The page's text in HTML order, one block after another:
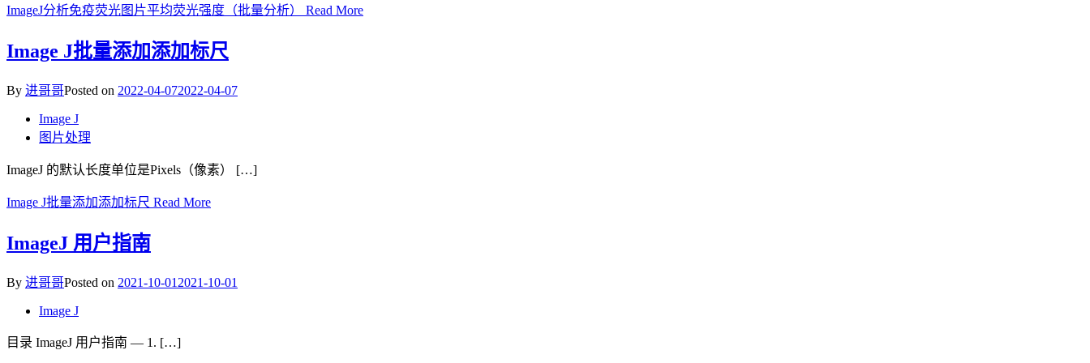
ImageJ分析免疫荧光图片平均荧光强度（批量分析） Read More
Image J批量添加添加标尺
By 进哥哥Posted on 2022-04-072022-04-07
Image J
图片处理
ImageJ 的默认长度单位是Pixels（像素） […]
Image J批量添加添加标尺 Read More
ImageJ 用户指南
By 进哥哥Posted on 2021-10-01 2021-10-01
Image J
目录 ImageJ 用户指南 — 1. […]